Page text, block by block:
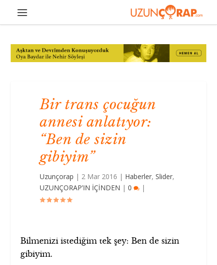
Bir trans çocuğun
annesi anlatıyor:
“Ben de sizin
gibiyim”
Uzunçorap | 2 Mar 2016 | Haberler,Slider,
UZUNÇORAP’IN İÇİNDEN |0 |
Bilmenizi istediğim tek şey: Ben de sizin
gibiyim.